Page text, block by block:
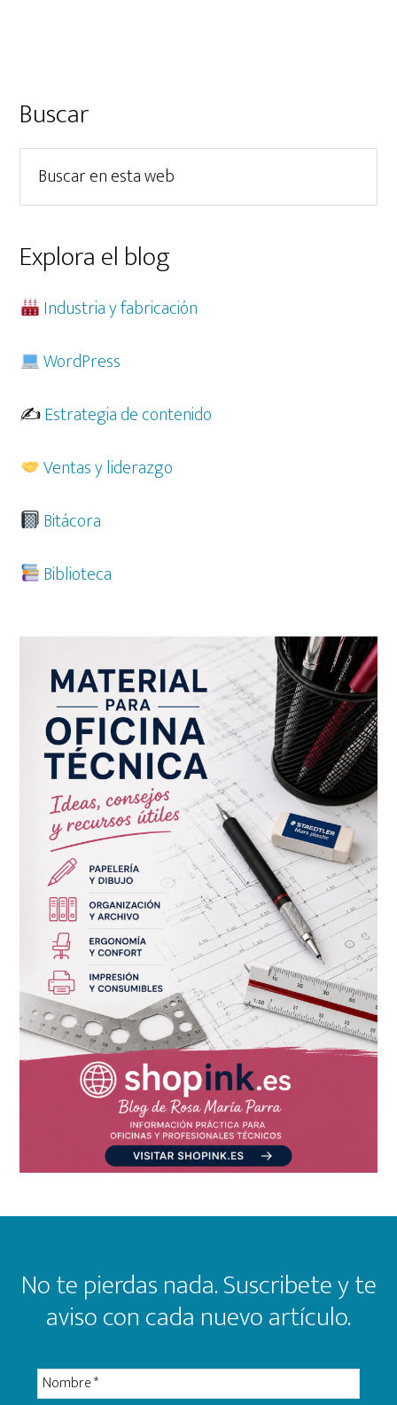
Barra
lateral
principal
Buscar
esta
web
Explora el blog
Industria y fabricación
WordPress
✍️Estrategia de contenido
Ventas y liderazgo
Bitácora
Biblioteca
Footer
No te pierdas nada. Suscribete y te
aviso con cada nuevo artículo.